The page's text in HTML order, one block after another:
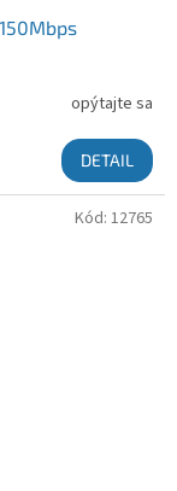
opýtajte sa
DETAIL
Kód: 12765